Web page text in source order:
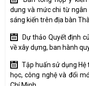
dung và mức chi từ ngân
sáng kiến trên địa bàn
Dự thảo Quyết định
về xây dựng, ban hành
Tập huấn sử dụng
học, công nghệ và đổi